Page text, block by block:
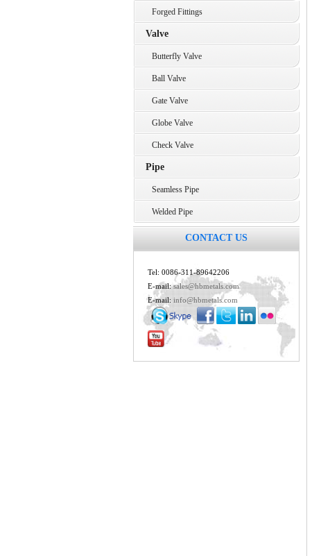
Forged Fittings
Valve
Butterfly Valve
Ball Valve
Gate Valve
Globe Valve
Check Valve
Pipe
Seamless Pipe
Welded Pipe
CONTACT US
Tel: 0086-311-89642206
E-mail:sales@hbmetals.com
E-mail: info@hbmetals.com